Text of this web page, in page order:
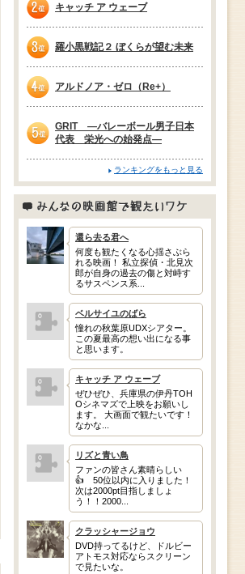
2位
キャッチ ア ウェーブ
3位
羅小黒戦記２ ぼくらが望む未来
4位
アルドノア・ゼロ（Re+）
GRIT —バレーボール男子日本
代表 栄光への始発点—
ランキングをもっと見る
みんなの映画館で観たいワケ
還ら去る君へ
何度も観たくなる心揺さぶら
れる映画！ 私立探偵・北見次
郎が自身の過去の傷と対峙す
るサスペンス系...
ベルサイユのばら
憧れの秋葉原UDXシアター。
この夏最高の想い出になる事
と思います。
キャッチ ア ウェーブ
ぜひぜひ、兵庫県の伊丹TOH
Oシネマズで上映をお願いし
ます。 大画面で観たいです！
なかな...
リズと青い鳥
ファンの皆さん素晴らしい
👍 50位以内に入りました！
次は2000pt目指しましょ
う！！2000...
クラッシャージョウ
DVD持ってるけど、ドルビー
アトモス対応ならスクリーン
で見たいな。